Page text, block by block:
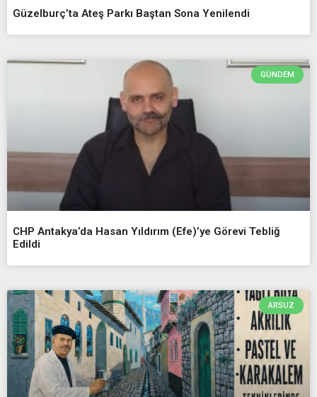
Güzelburç’ta Ateş Parkı Baştan Sona Yenilendi
GÜNDEM
CHP Antakya’da Hasan Yıldırım (Efe)’ye Görevi Tebliğ
Edildi
ARSUZ